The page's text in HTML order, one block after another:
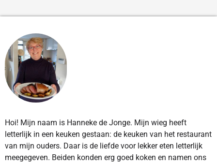
Hoi! Mijn naam is Hanneke de Jonge. Mijn wieg heeft
letterlijk in een keuken gestaan: de keuken van het restaurant
van mijn ouders. Daar is de liefde voor lekker eten letterlijk
meegegeven. Beiden konden erg goed koken en namen ons